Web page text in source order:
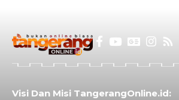
Visi Dan Misi TangerangOnline.id: